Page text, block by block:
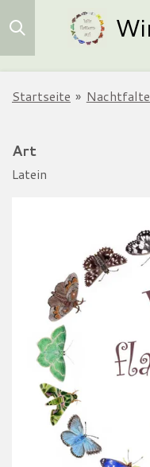
Zum
Hauptinhalt
Startseite »
Art
Latein